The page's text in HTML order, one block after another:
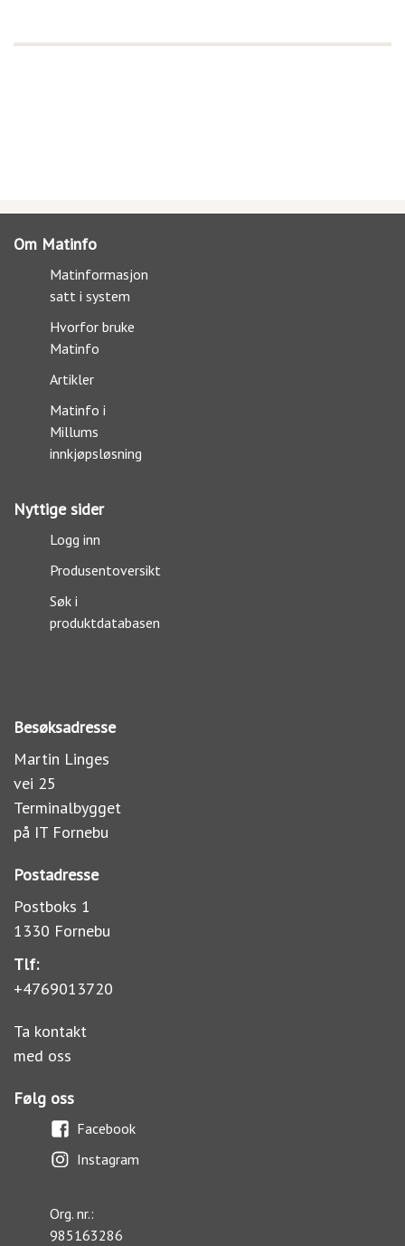
Om Matinfo
Matinformasjon
satt i system
Hvorfor bruke
Matinfo
Artikler
Matinfo i
Millums
innkjøpsløsning
Nyttige sider
Logg inn
Produsentoversikt
Søk i
produktdatabasen
Besøksadresse
Martin Linges
vei 25
Terminalbygget
på IT Fornebu
Postadresse
Postboks 1
1330 Fornebu
Tlf:
+4769013720
Ta kontakt
med oss
Følg oss
Facebook
Instagram
Org. nr.:
985163286